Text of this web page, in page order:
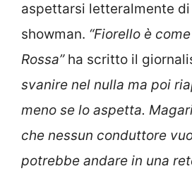
aspettarsi letteralmente
showman. “Fiorello è
Rossa”ha scritto il
svanire nel nulla ma poi
meno se lo aspetta.
che nessun conduttore
potrebbe andare in una